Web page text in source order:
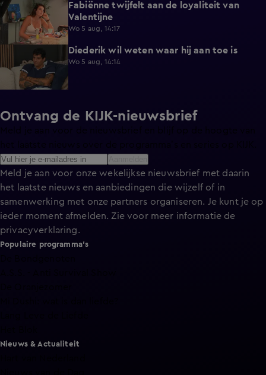
0:58
Fabiënne twijfelt aan de loyaliteit van
Valentijne
Wo 5 aug, 14:17
Diederik wil weten waar hij aan toe is
Wo 5 aug, 14:14
Ontvang de KIJK-nieuwsbrief
Meld je aan voor onze wekelijkse nieuwsbrief met daarin
het laatste nieuws en aanbiedingen die wijzelf of in
samenwerking met onze partners organiseren. Je kunt je op
ieder moment afmelden. Zie voor meer informatie de
privacyverklaring.
Populaire programma's
Nieuws & Actualiteit